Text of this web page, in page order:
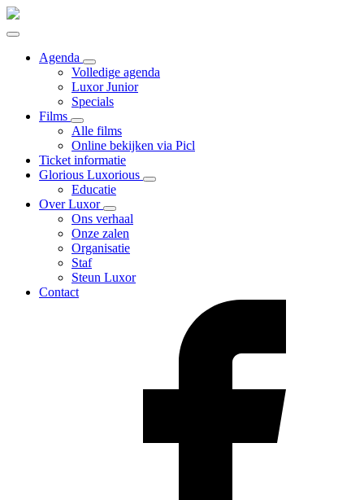
Agenda
Volledige agenda
Luxor Junior
Specials
Films
Alle films
Online bekijken via Picl
Ticket informatie
Glorious Luxorious
Educatie
Over Luxor
Ons verhaal
Onze zalen
Organisatie
Staf
Steun Luxor
Contact